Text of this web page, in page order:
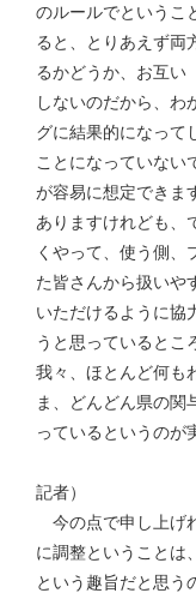
のルールでというこ
ると、とりあえず両
るかどうか、お互い
しないのだから、わ
グに結果的になって
ことになっていない
が容易に想定できま
ありますけれども、
くやって、使う側、
た皆さんから扱いや
いただけるように協
うと思っているとこ
我々、ほとんど何も
ま、どんどん県の関
っているというのが
記者）
今の点で申し上げ
に調整ということは
という趣旨だと思う